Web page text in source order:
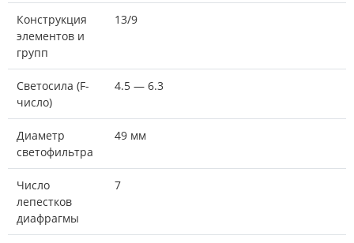
Конструкция
элементов и
групп
13/9
Светосила (F-
число)
4.5 — 6.3
Диаметр
светофильтра
49 мм
Число
лепестков
диафрагмы
7